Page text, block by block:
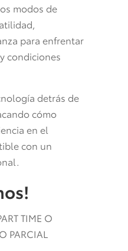
modos de
para enfrentar
condiciones
detrás de
cómo
en el
con un
TIME O
PARCIAL